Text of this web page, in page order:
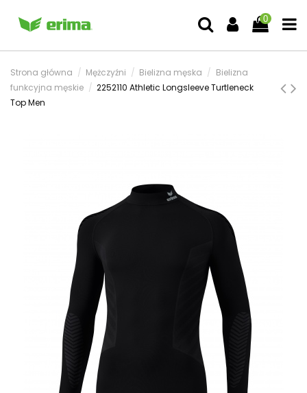
0
Strona główna Mężczyźni Bielizna męska
Bielizna
funkcyjna męskie
2252110 Athletic Longsleeve Turtleneck
Top Men